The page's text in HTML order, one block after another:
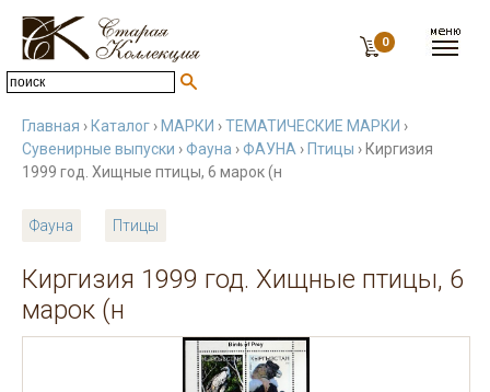
0
Главная › Каталог › МАРКИ ›ТЕМАТИЧЕСКИЕ МАРКИ ›
Сувенирные выпуски ›Фауна ›ФАУНА › Птицы › Киргизия
1999 год. Хищные птицы, 6 марок (н
Фауна Птицы
Киргизия 1999 год. Хищные птицы, 6
марок (н